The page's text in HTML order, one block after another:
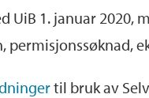
UiB 1. januar 2020,
til bruk av